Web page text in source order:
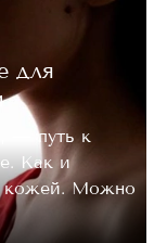
для
— путь к
Как и
кожей. Можно